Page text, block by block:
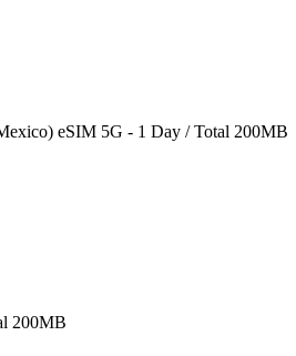
eSIM 5G - 1 Day / Total 200MB
200MB